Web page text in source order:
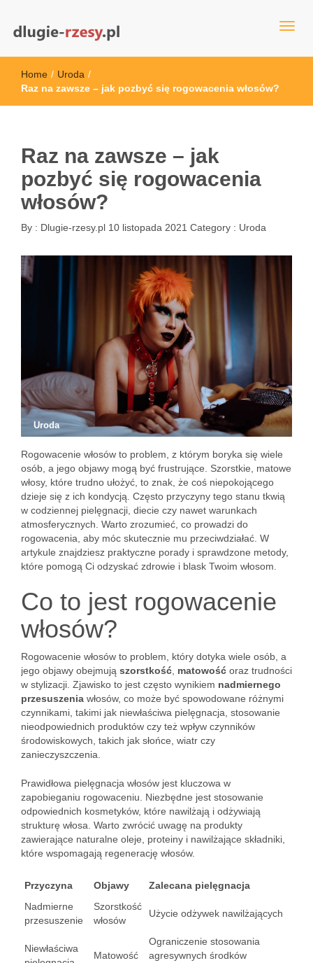
dlugie-rzesy.pl
Home / Uroda /
Raz na zawsze – jak pozbyć się rogowacenia włosów?
Raz na zawsze – jak
pozbyć się rogowacenia
włosów?
By : Dlugie-rzesy.pl 10 listopada 2021 Category : Uroda
Uroda
Rogowacenie włosów to problem, z którym boryka się wiele
osób, a jego objawy mogą być frustrujące. Szorstkie, matowe
włosy, które trudno ułożyć, to znak, że coś niepokojącego
dzieje się z ich kondycją. Często przyczyny tego stanu tkwią
w codziennej pielęgnacji, diecie czy nawet warunkach
atmosferycznych. Warto zrozumieć, co prowadzi do
rogowacenia, aby móc skutecznie mu przeciwdziałać. W
artykule znajdziesz praktyczne porady i sprawdzone metody,
które pomogą Ci odzyskać zdrowie i blask Twoim włosom.
Co to jest rogowacenie
włosów?
Rogowacenie włosów to problem, który dotyka wiele osób, a
jego objawy obejmują szorstkość matowość oraz trudności
w stylizacji. Zjawisko to jest często wynikiem nadmiernego
przesuszenia włosów, co może być spowodowane różnymi
czynnikami, takimi jak niewłaściwa pielęgnacja, stosowanie
nieodpowiednich produktów czy też wpływ czynników
środowiskowych, takich jak słońce, wiatr czy
zanieczyszczenia.
Prawidłowa pielęgnacja włosów jest kluczowa w
zapobieganiu rogowaceniu. Niezbędne jest stosowanie
odpowiednich kosmetyków, które nawilżają i odżywiają
strukturę włosa. Warto zwrócić uwagę na produkty
zawierające naturalne oleje, proteiny i nawilżające składniki,
które wspomagają regenerację włosów.
Przyczyna Objawy
Zalecana pielęgnacja
Nadmierne
przesuszenie
Szorstkość
włosów
Użycie odżywek nawilżających
Niewłaściwa
Matowość
Ograniczenie stosowania
agresywnych środków